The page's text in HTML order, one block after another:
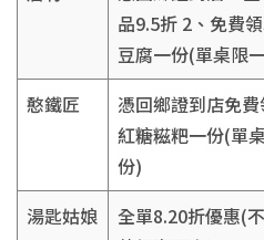
品9.5折 2、免費
豆腐一份(單桌限
憨鐵匠
憑回鄉證到店免
紅糖糍粑一份(單
份)
湯匙姑娘
全單8.20折優惠(